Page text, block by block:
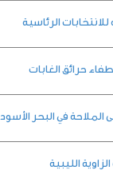
الرئاسية
حرائق الغابات
في البحر الأسود
الليبية